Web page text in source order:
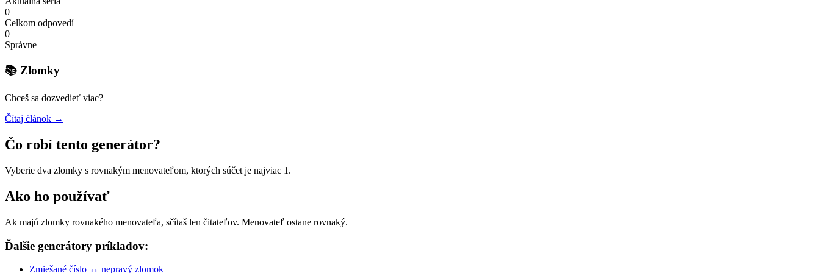
0
Celkom odpovedí
0
Správne
📚 Zlomky
Chceš sa dozvedieť viac?
Čítaj článok →
Čo robí tento generátor?
Vyberie dva zlomky s rovnakým menovateľom, ktorých súčet je najviac 1.
Ako ho používať
Ak majú zlomky rovnakého menovateľa, sčítaš len čitateľov. Menovateľ ostane rovnaký.
Ďalšie generátory príkladov:
Zmiešané číslo ↔ nepravý zlomok